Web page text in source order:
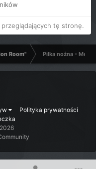
tę stronę.
Room" Piłka nożna -
Polityka prywatności